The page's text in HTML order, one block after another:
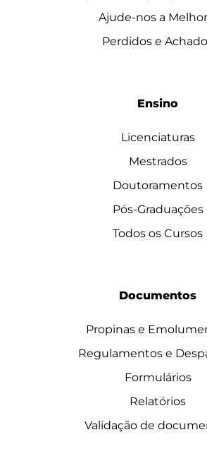
Ajude-nos a
Perdidos e
Ensino
Licenciaturas
Mestrados
Doutoramentos
Pós-Graduações
Todos os Cursos
Documentos
Propinas e
Regulamentos e
Formulários
Relatórios
Validação de